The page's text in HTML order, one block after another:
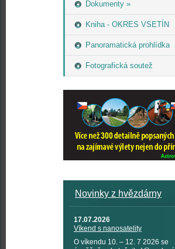
Dokumenty »
Kniha - OKRES VSETÍN
Panoramatická prohlídka
Fotografická soutež
Novinky z hvězdárny
17.07.2026
Víkend s nanosatelity
O víkendu 10. – 12. 7 2026 se